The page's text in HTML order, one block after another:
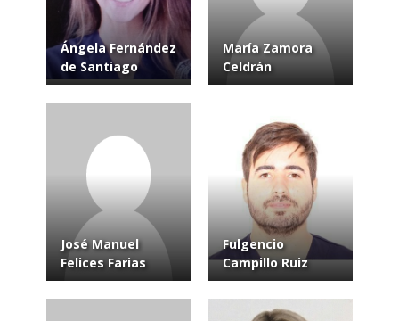
Ángela Fernández
de Santiago
María Zamora
Celdrán
José Manuel
Felices Farias
Fulgencio
Campillo Ruiz